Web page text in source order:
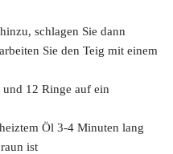
schlagen Sie dann
Sie den Teig mit einem
12 Ringe auf ein
Öl 3-4 Minuten lang
ist